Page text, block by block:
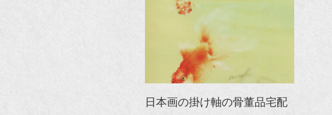
日本画の掛け軸の骨董品宅配